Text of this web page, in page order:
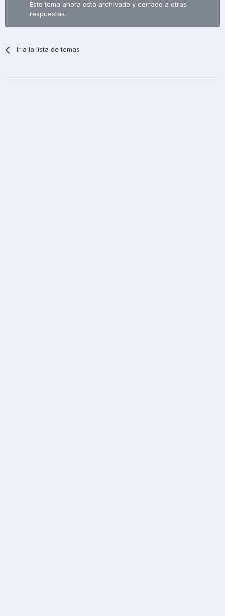
Este tema ahora está archivado y cerrado a otras
respuestas.
Ir a la lista de temas